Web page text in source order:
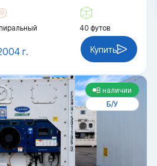
40 футов
г. Купить
В наличии
Б/У